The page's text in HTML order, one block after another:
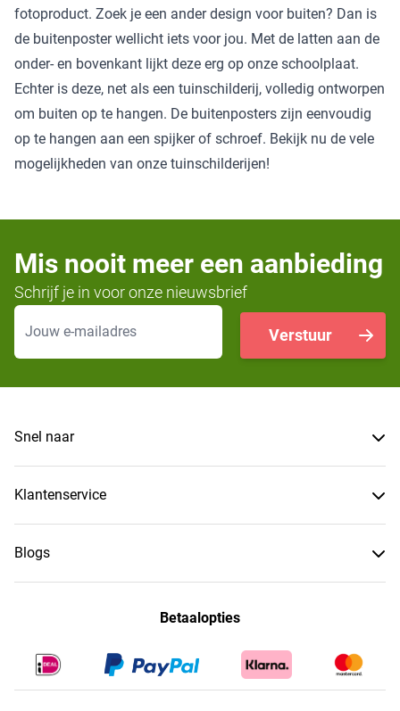
fotoproduct. Zoek je een ander design voor buiten? Dan is
de buitenposterwellicht iets voor jou. Met de latten aan de
onder- en bovenkant lijkt deze erg op onze schoolplaat.
Echter is deze, net als een tuinschilderij, volledig ontworpen
om buiten op te hangen. De buitenposters zijn eenvoudig
op te hangen aan een spijker of schroef. Bekijk nu de vele
mogelijkheden van onze tuinschilderijen!
Mis nooit meer een aanbieding
Schrijf je in voor onze nieuwsbrief
E-mailadres
Verstuur
Snel naar
Klantenservice
Blogs
Betaalopties